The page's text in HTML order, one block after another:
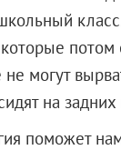
потом
могут
на задних
поможет